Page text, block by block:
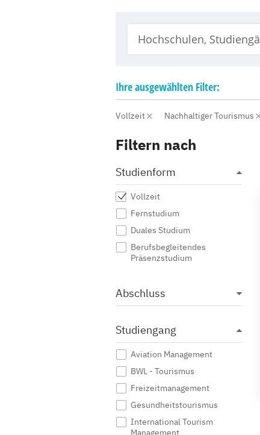
Ihreausgewählten Filter:
Vollzeit Nachhaltiger Tourismus
Filtern nach
Studienform
Vollzeit
Fernstudium
Duales Studium
Berufsbegleitendes
Präsenzstudium
Abschluss
Studiengang
Aviation Management
BWL - Tourismus
Freizeitmanagement
Gesundheitstourismus
International Tourism
Management